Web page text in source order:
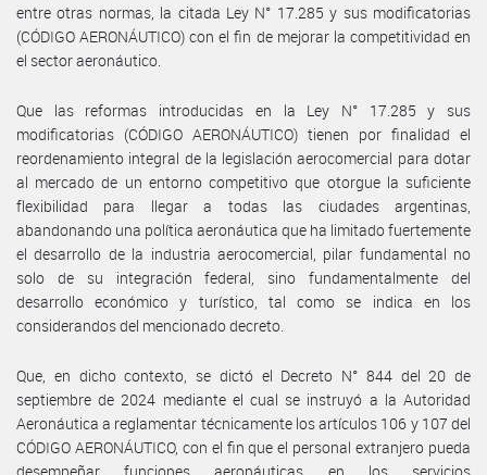
entre otras normas, la citada Ley N° 17.285 y sus modificatorias
(CÓDIGO AERONÁUTICO) con el fin de mejorar la competitividad en
el sector aeronáutico.
Que las reformas introducidas en la Ley N° 17.285 y sus
modificatorias (CÓDIGO AERONÁUTICO) tienen por finalidad el
reordenamiento integral de la legislación aerocomercial para dotar
al mercado de un entorno competitivo que otorgue la suficiente
flexibilidad para llegar a todas las ciudades argentinas,
abandonando una política aeronáutica que ha limitado fuertemente
el desarrollo de la industria aerocomercial, pilar fundamental no
solo de su integración federal, sino fundamentalmente del
desarrollo económico y turístico, tal como se indica en los
considerandos del mencionado decreto.
Que, en dicho contexto, se dictó el Decreto N° 844 del 20 de
septiembre de 2024 mediante el cual se instruyó a la Autoridad
Aeronáutica a reglamentar técnicamente los artículos 106 y 107 del
CÓDIGO AERONÁUTICO, con el fin que el personal extranjero pueda
desempeñar funciones aeronáuticas en los servicios